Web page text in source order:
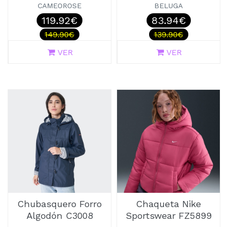
CAMEOROSE
119.92€
149.90€
VER
BELUGA
83.94€
139.90€
VER
Chubasquero Forro
Algodón C3008
Chaqueta Nike
Sportswear FZ5899